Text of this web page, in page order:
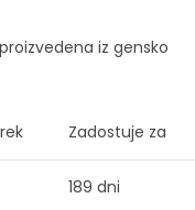
iz gensko
Zadostuje za
189 dni